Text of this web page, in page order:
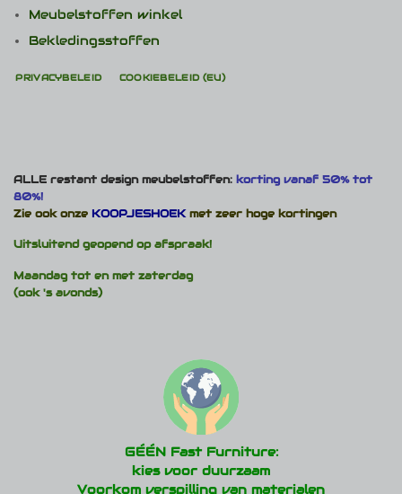
Meubelstoffen winkel
Bekledingsstoffen
PRIVACYBELEID COOKIEBELEID (EU)
ALLE restant design meubelstoffen: korting vanaf 50% tot
80%!
Zie ook onze KOOPJESHOEKmet zeer hoge kortingen
Uitsluitend geopend op afspraak!
Maandag tot en met zaterdag
(ook 's avonds)
GÉÉN Fast Furniture:
kies voor duurzaam
Voorkom verspilling van materialen